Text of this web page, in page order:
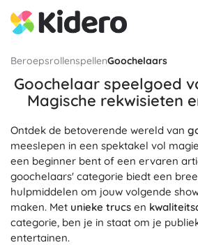
BeroepsrollenspellenGoochelaars
Goochelaar speelgoed
Magische rekwisieten
Ontdek de betoverende wereld van
meeslepen in een spektakel vol
een beginner bent of een ervaren
goochelaars' categorie biedt een
hulpmiddelen om jouw volgende
maken. Met unieke trucs en
categorie, ben je in staat om je
entertainen.